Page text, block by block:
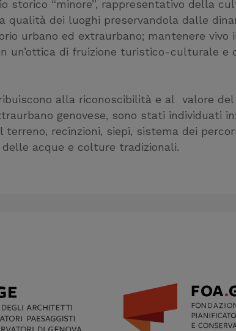
storico “minore”, rappresentativo della
qualità dei luoghi preservandola dalle
urbano ed extraurbano; mantenere vivo
un’ottica di fruizione turistico-culturale e
alla riconoscibilità e al valore del
genovese, sono stati individuati
terreno, recinzioni, siepi, sistema dei
acque e colture tradizionali.